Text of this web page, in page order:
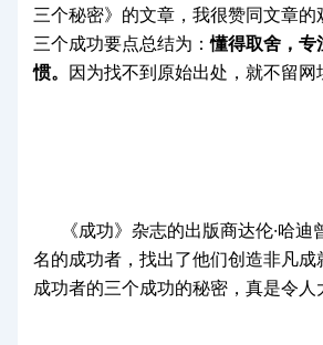
三个秘密》的文章，我很赞同文章
三个成功要点总结为：懂得取舍，专
惯。 因为找不到原始出处，就不留网
《成功》杂志的出版商达伦·哈迪
名的成功者，找出了他们创造非凡成
成功者的三个成功的秘密，真是令人